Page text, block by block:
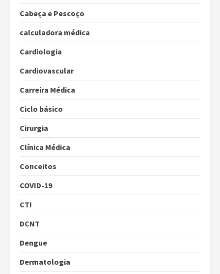
Cabeça e Pescoço
calculadora médica
Cardiologia
Cardiovascular
Carreira Médica
Ciclo básico
Cirurgia
Clínica Médica
Conceitos
COVID-19
CTI
DCNT
Dengue
Dermatologia